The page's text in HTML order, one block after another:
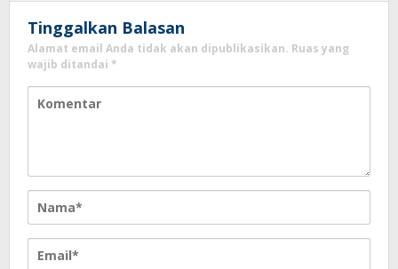
Tinggalkan Balasan
Alamat email Anda tidak akan dipublikasikan. Ruas yang
wajib ditandai *